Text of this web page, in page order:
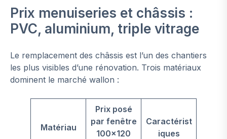
Prix menuiseries et châssis :
PVC, aluminium, triple vitrage
Le remplacement des châssis est l’un des chantiers
les plus visibles d’une rénovation. Trois matériaux
dominent le marché wallon :
Matériau
Prix posé
par fenêtre
100×120
Caractérist
iques